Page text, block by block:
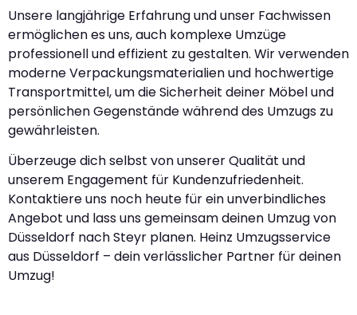
Unsere langjährige Erfahrung und unser Fachwissen
ermöglichen es uns, auch komplexe Umzüge
professionell und effizient zu gestalten. Wir verwenden
moderne Verpackungsmaterialien und hochwertige
Transportmittel, um die Sicherheit deiner Möbel und
persönlichen Gegenstände während des Umzugs zu
gewährleisten.
Überzeuge dich selbst von unserer Qualität und
unserem Engagement für Kundenzufriedenheit.
Kontaktiere uns noch heute für ein unverbindliches
Angebot und lass uns gemeinsam deinen Umzug von
Düsseldorf nach Steyr planen. Heinz Umzugsservice
aus Düsseldorf – dein verlässlicher Partner für deinen
Umzug!